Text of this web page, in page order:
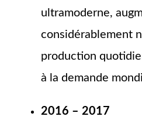
ultramoderne,
considérablement
production
à la demande
2016 – 2017